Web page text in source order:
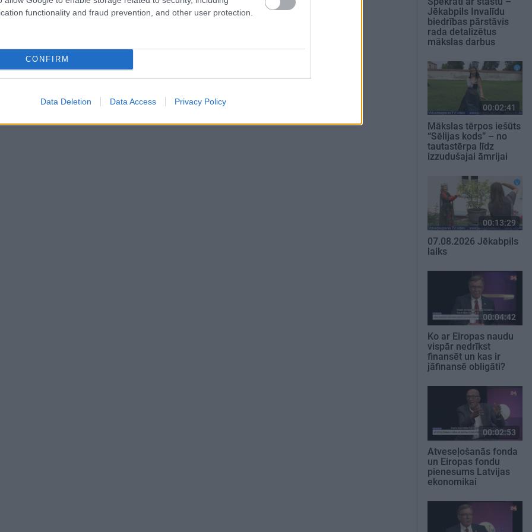
functionality and fraud prevention, and other user protection.
CONFIRM
Data Deletion Data Access Privacy Policy
Jēkabpils Invalīdu
biedrības pārstāvis
rada detalizētus
mākslas darbus
00:02:41
Mākslas tērpos iešūts
“Sēlijas kods” – no
tautastērpa līdz
izzudušajai āmrijai
00:13:29
07.08.2026 Jēkabpils
laiks
00:04:42
Ko ar Eiropas naudu
vispār nedrīkst
finansēt un kas ir
jāfinansē obligāti?
00:02:53
Atveseļošanās fonda
un Eiropas fondu
pienesums Latvijas
ekonomikai